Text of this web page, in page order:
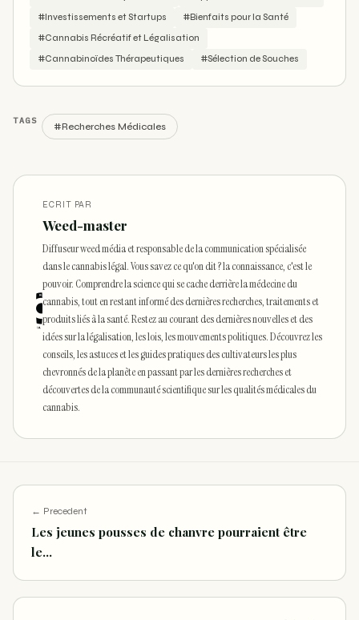
#Investissements et Startups
#Bienfaits pour la Santé
#Cannabis Récréatif et Légalisation
#Cannabinoïdes Thérapeutiques
#Sélection de Souches
TAGS
#Recherches Médicales
ECRIT PAR
Weed-master
Diffuseur weed média et responsable de la communication spécialisée
dans le cannabis légal. Vous savez ce qu'on dit ? la connaissance, c'est le
pouvoir. Comprendre la science qui se cache derrière la médecine du
cannabis, tout en restant informé des dernières recherches, traitements et
produits liés à la santé. Restez au courant des dernières nouvelles et des
idées sur la légalisation, les lois, les mouvements politiques. Découvrez les
conseils, les astuces et les guides pratiques des cultivateurs les plus
chevronnés de la planète en passant par les dernières recherches et
découvertes de la communauté scientifique sur les qualités médicales du
cannabis.
← Precedent
Les jeunes pousses de chanvre pourraient être
le…